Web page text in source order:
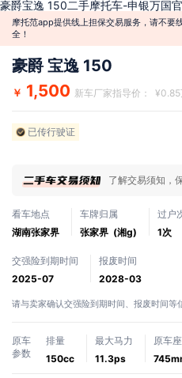
豪爵宝逸 150二手摩托车-申银万国
摩托范app提供线上担保交易服务，请不要
全！
豪爵 宝逸 150
￥ 1,500 新车厂家指导价：
已传行驶证
了解交易须知，
看车地点
湖南张家界
车牌归属
张家界 (湘g)
过户
1次
交强险到期时间
2025-07
报废时间
2028-03
请与卖家确认交强险到期时间、报废时间等
原车
参数
排量
150cc
最大马力
11.3ps
原车